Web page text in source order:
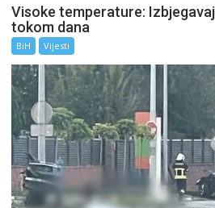
Visoke temperature:
tokom dana
BiH Vijesti